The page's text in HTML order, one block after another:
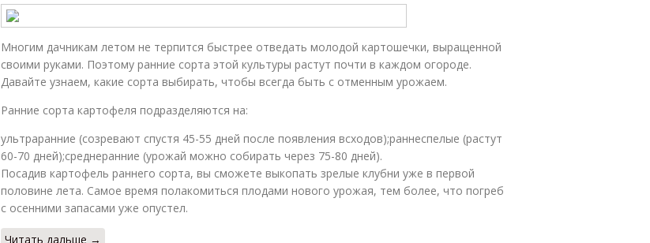
Многим дачникам летом не терпится быстрее отведать молодой картошечки, выращенной
своими руками. Поэтому ранние сорта этой культуры растут почти в каждом огороде.
Давайте узнаем, какие сорта выбирать, чтобы всегда быть с отменным урожаем.
Ранние сорта картофеля подразделяются на:
ультраранние (созревают спустя 45-55 дней после появления всходов);раннеспелые (растут
60-70 дней);среднеранние (урожай можно собирать через 75-80 дней).
Посадив картофель раннего сорта, вы сможете выкопать зрелые клубни уже в первой
половине лета. Самое время полакомиться плодами нового урожая, тем более, что погреб
с осенними запасами уже опустел.
Читать дальше →